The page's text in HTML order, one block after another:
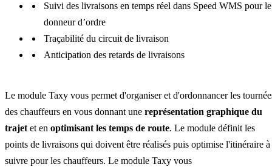
Suivi des livraisons en temps réel dans Speed WMS pour le
donneur d’ordre
Traçabilité du circuit de livraison
Anticipation des retards de livraisons
Le module Taxy vous permet d'organiser et d'ordonnancer les
des chauffeurs en vous donnant une représentation graphique du
trajet et en optimisant les temps de route. Le module définit les
points de livraisons qui doivent être réalisés puis optimise l'itinéraire à
suivre pour les chauffeurs. Le module Taxy vous